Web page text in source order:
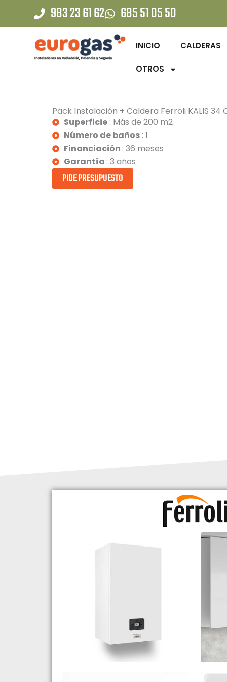
983 23 61 62 685 51 05 50
INICIO CALDERAS
OTROS
Pack Instalación + Caldera Ferroli KALIS 34
Superficie: Más de 200 m2
Número de baños: 1
Financiación : 36 meses
Garantía : 3 años
PIDE PRESUPUESTO